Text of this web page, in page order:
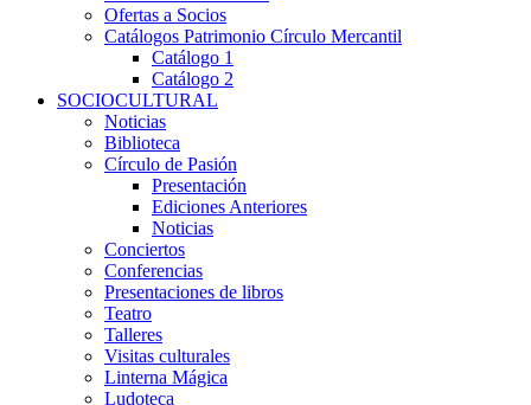
Ofertas a Socios
Catálogos Patrimonio Círculo Mercantil
Catálogo 1
Catálogo 2
SOCIOCULTURAL
Noticias
Biblioteca
Círculo de Pasión
Presentación
Ediciones Anteriores
Noticias
Conciertos
Conferencias
Presentaciones de libros
Teatro
Talleres
Visitas culturales
Linterna Mágica
Ludoteca